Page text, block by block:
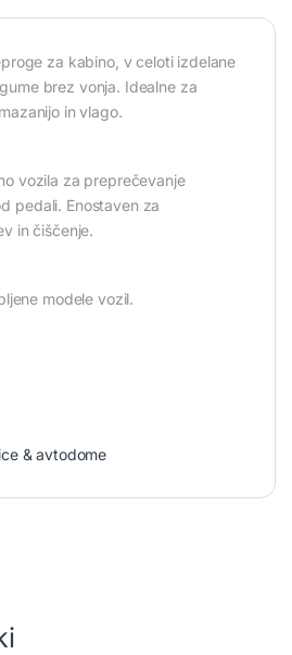
za kabino, v celoti izdelane
brez vonja. Idealne za
in vlago.
vozila za preprečevanje
pedali. Enostaven za
in čiščenje.
modele vozil.
& avtodome